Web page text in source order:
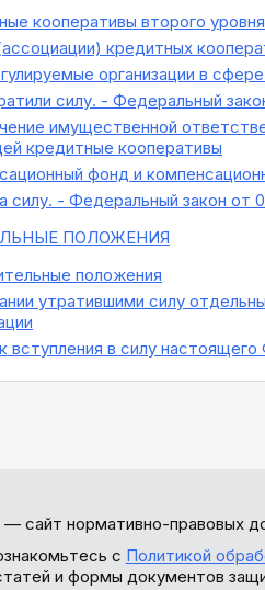
кооперативы второго уровня
кредитных
организации в
силу. - Федеральный
имущественной
кредитные кооперативы
фонд и
силу. - Федеральный закон от
ПОЛОЖЕНИЯ
положения
утратившими силу
вступления в силу настоящего
— сайт нормативно-правовых
с Политикой
и формы документов